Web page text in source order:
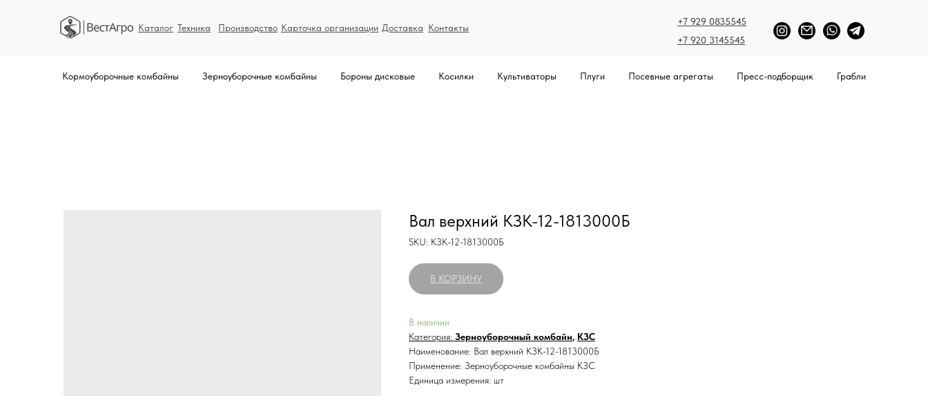
Каталог Техника Производство Карточка организации Доставка Контакты
+7 920 3145545
+7 929 0835545
Кормоуборочные комбайны Зерноуборочные комбайны Бороны дисковые Косилки Культиваторы Плуги Посевные агрегаты Пресс-подборщик Грабли
Вал верхний КЗК-12-1813000Б
SKU: КЗК-12-1813000Б
В КОРЗИНУ
В наличии
Категория: Зерноуборочный комбайн, КЗС
Наименование: Вал верхний КЗК-12-1813000Б
Применение: Зерноуборочные комбайны КЗС
Единица измерения: шт